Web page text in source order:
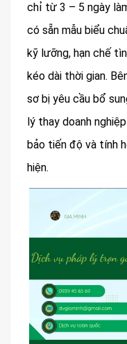
chỉ từ 3 – 5 ngày
có sẵn mẫu biểu
kỹ lưỡng, hạn chế
kéo dài thời gian.
sơ bị yêu cầu bổ
lý thay doanh
bảo tiến độ và tính
hiện.